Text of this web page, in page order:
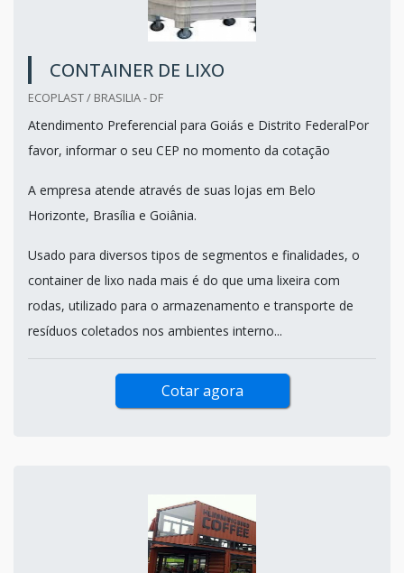
CONTAINER DE LIXO
ECOPLAST / BRASILIA - DF
Atendimento Preferencial para Goiás e Distrito FederalPor
favor, informar o seu CEP no momento da cotação
A empresa atende através de suas lojas em Belo
Horizonte, Brasília e Goiânia.
Usado para diversos tipos de segmentos e finalidades, o
container de lixo nada mais é do que uma lixeira com
rodas, utilizado para o armazenamento e transporte de
resíduos coletados nos ambientes interno...
Cotar agora